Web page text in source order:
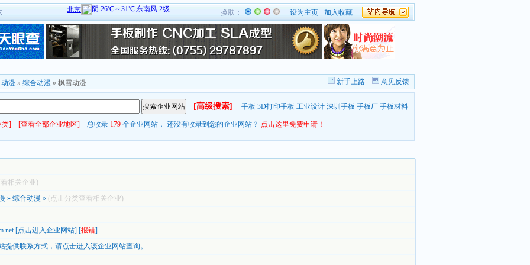
换肤： 设为主页 加入收藏
动漫 » 综合动漫 » 枫雪动漫 新手上路 意见反馈
[高级搜索] 手板 3D打印手板 工业设计 深圳手板 手板厂 手板材料
类] [查看全部企业地区] 总收录 179 个企业网站， 还没有收录到您的企业网站？ 点击这里免费申请！
相关企业)
» 综合动漫 » (点击分类查看相关企业)
[点击进入企业网站] [报错]
提供联系方式， 请点击进入该企业网站查询。